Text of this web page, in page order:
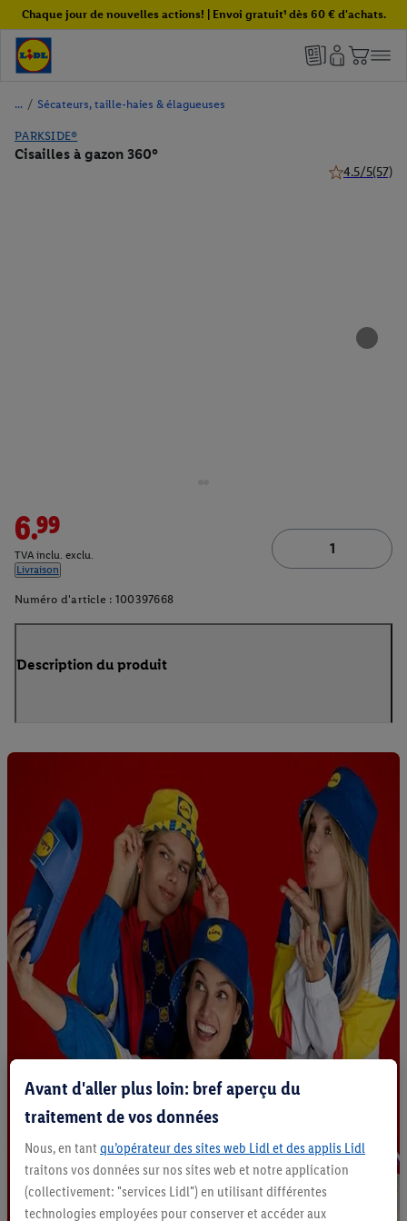
Chaque jour de nouvelles actions! | Envoi gratuit¹ dès 60 € d'achats.
/ Sécateurs, taille-haies & élagueuses
PARKSIDE®
Cisailles à gazon 360°
4.5/5(57)
6.99
TVA inclu. exclu.
Livraison
Numéro d'article : 100397668
Description du produit
Avant d'aller plus loin: bref aperçu du
traitement de vos données
Nous, en tant qu’opérateur des sites web Lidl et des applis Lidl
traitons vos données sur nos sites web et notre application
(collectivement: "services Lidl") en utilisant différentes
technologies employées pour conserver et accéder aux